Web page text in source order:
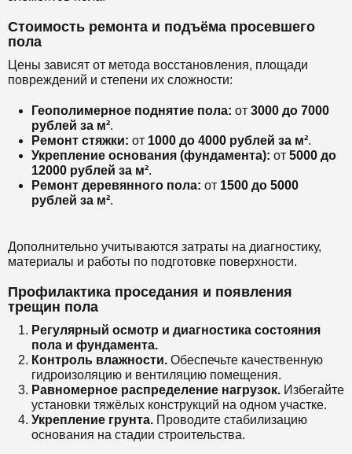
Стоимость ремонта и подъёма просевшего
пола
Цены зависят от метода восстановления, площади
повреждений и степени их сложности:
Геополимерное поднятие пола: от 3000 до 7000
рублей за м².
Ремонт стяжки: от 1000 до 4000 рублей за м².
Укрепление основания (фундамента): от 5000 до
12000 рублей за м².
Ремонт деревянного пола: от 1500 до 5000
рублей за м².
Дополнительно учитываются затраты на диагностику,
материалы и работы по подготовке поверхности.
Профилактика проседания и появления
трещин пола
Регулярный осмотр и диагностика состояния
пола и фундамента.
Контроль влажности. Обеспечьте качественную
гидроизоляцию и вентиляцию помещения.
Равномерное распределение нагрузок. Избегайте
установки тяжёлых конструкций на одном участке.
Укрепление грунта. Проводите стабилизацию
основания на стадии строительства.